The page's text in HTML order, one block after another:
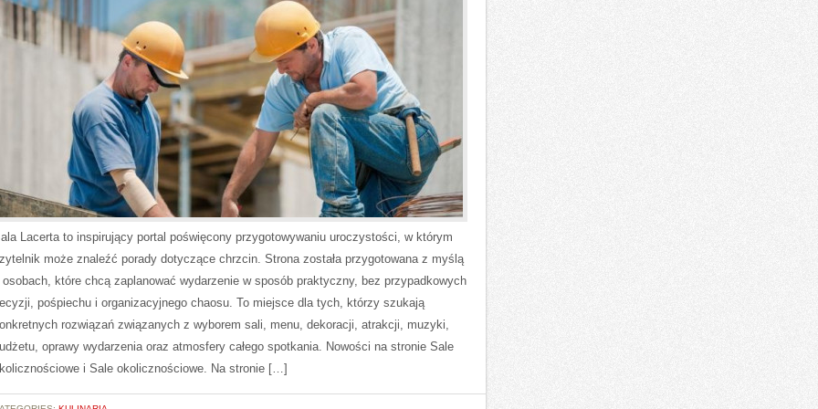
Lacerta to inspirujący portal poświęcony przygotowywaniu uroczystości, w którym
może znaleźć porady dotyczące chrzcin. Strona została przygotowana z myślą
osobach, które chcą zaplanować wydarzenie w sposób praktyczny, bez przypadkowych
pośpiechu i organizacyjnego chaosu. To miejsce dla tych, którzy szukają
rozwiązań związanych z wyborem sali, menu, dekoracji, atrakcji, muzyki,
oprawy wydarzenia oraz atmosfery całego spotkania. Nowości na stronie Sale
i Sale okolicznościowe. Na stronie […]